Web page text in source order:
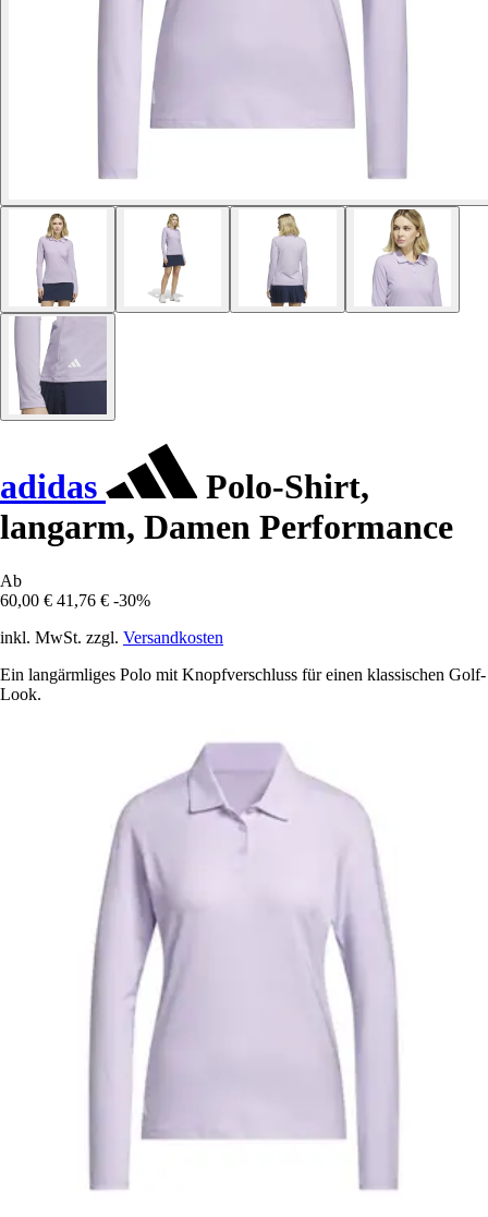
adidas
Polo-Shirt,
langarm, Damen Performance
Ab
60,00 € 41,76 € -30%
inkl. MwSt. zzgl. Versandkosten
Ein langärmliges Polo mit Knopfverschluss für einen klassischen Golf-
Look.